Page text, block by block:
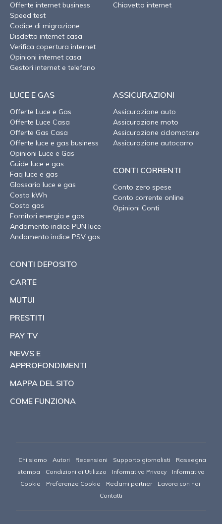
Offerte internet business
Speed test
Codice di migrazione
Disdetta internet casa
Verifica copertura internet
Opinioni internet casa
Gestori internet e telefono
Chiavetta internet
LUCE E GAS
Offerte Luce e Gas
Offerte Luce Casa
Offerte Gas Casa
Offerte luce e gas business
Opinioni Luce e Gas
Guide luce e gas
Faq luce e gas
Glossario luce e gas
Costo kWh
Costo gas
Fornitori energia e gas
Andamento indice PUN luce
Andamento indice PSV gas
ASSICURAZIONI
Assicurazione auto
Assicurazione moto
Assicurazione ciclomotore
Assicurazione autocarro
CONTI CORRENTI
Conto zero spese
Conto corrente online
Opinioni Conti
CONTI DEPOSITO
CARTE
MUTUI
PRESTITI
PAY TV
NEWS E
APPROFONDIMENTI
MAPPA DEL SITO
COME FUNZIONA
Chi siamo Autori Recensioni Supporto giornalisti
Rassegna
stampa
Condizioni di Utilizzo Informativa Privacy
Informativa
Cookie
Preferenze Cookie Reclami partner
Lavora con noi
Contatti